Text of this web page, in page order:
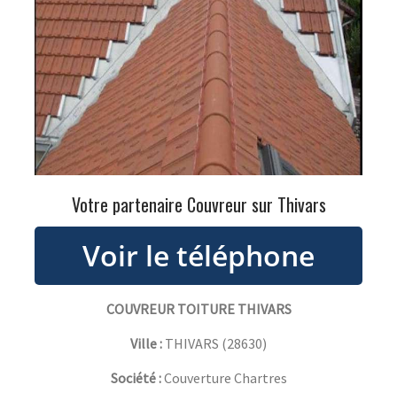
Votre partenaire Couvreur sur Thivars
COUVREUR TOITURE THIVARS
Ville : THIVARS (28630)
Société :Couverture Chartres